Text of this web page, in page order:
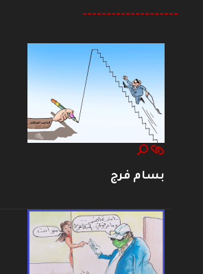
--------------------
بسام فرج